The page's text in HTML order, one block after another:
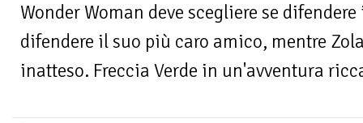
Wonder Woman deve scegliere se
difendere il suo più caro amico, mentre
inatteso. Freccia Verde in un'avventura